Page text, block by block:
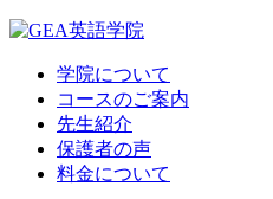
学院について
コースのご案内
先生紹介
保護者の声
料金について